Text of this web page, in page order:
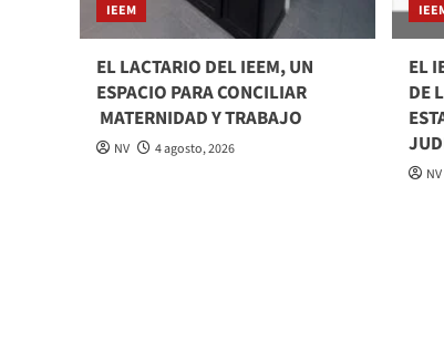
IEEM
EL LACTARIO DEL IEEM, UN
ESPACIO PARA CONCILIAR
MATERNIDAD Y TRABAJO
NV 4 agosto, 2026
EL
DE
NV